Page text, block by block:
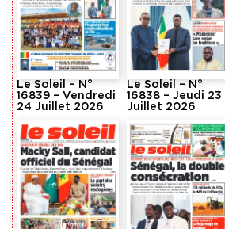
Le Soleil – N°
16839 – Vendredi
24 Juillet 2026
Le Soleil – N°
16838 – Jeudi 23
Juillet 2026